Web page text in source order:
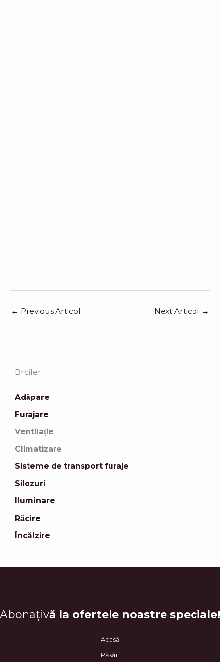
Broiler
Adăpare
Furajare
Ventilație
Climatizare
Sisteme de transport furaje
Silozuri
Iluminare
Răcire
Încălzire
← Previous Articol Next Articol →
Abonațivă la ofertele noastre speciale!
Acasă
Păsări